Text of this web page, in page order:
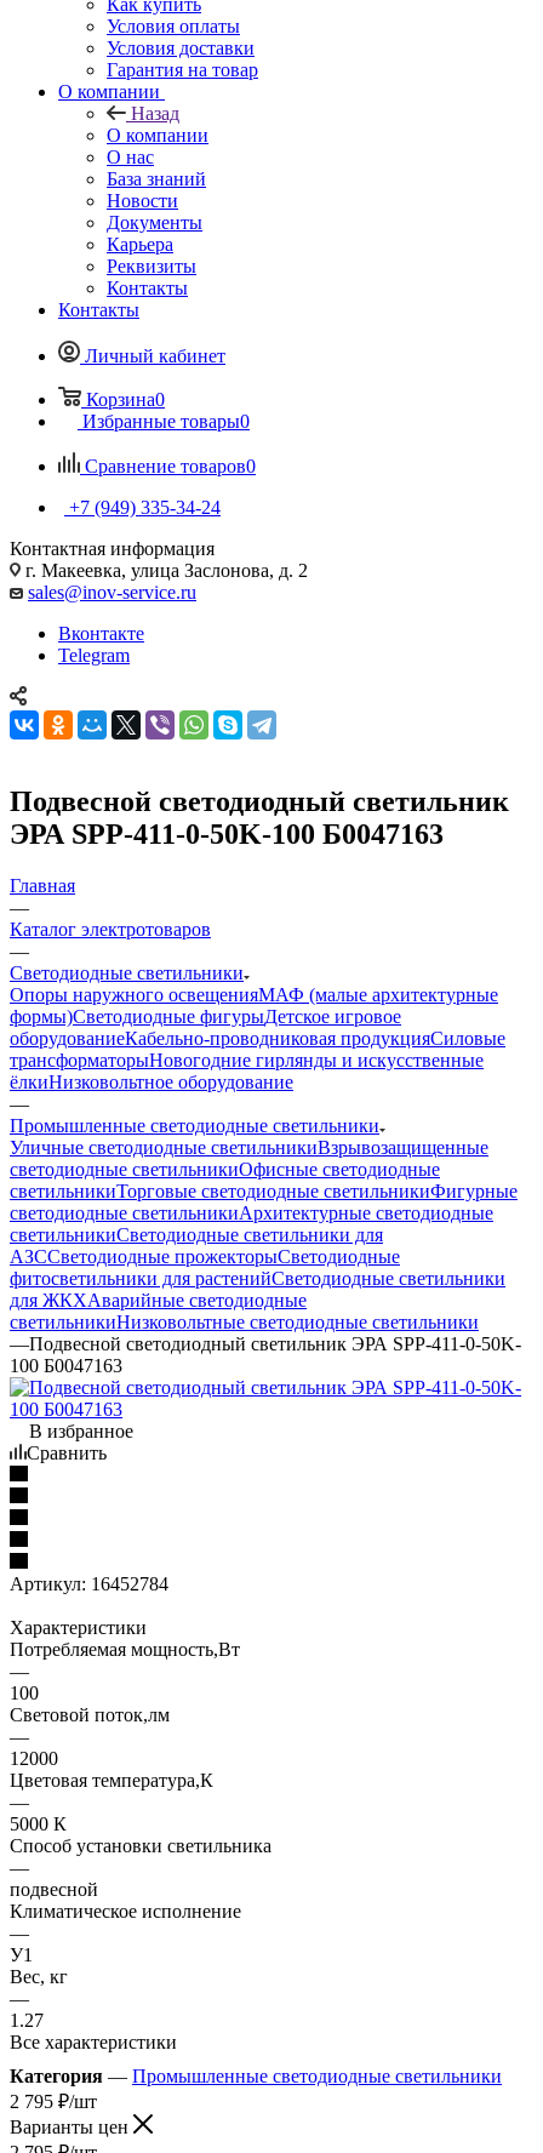
Как купить
Условия оплаты
Условия доставки
Гарантия на товар
О компании
Назад
О компании
О нас
База знаний
Новости
Документы
Карьера
Реквизиты
Контакты
Контакты
Личный кабинет
Корзина0
Избранные товары0
Сравнение товаров0
+7 (949) 335-34-24
Контактная информация
г. Макеевка, улица Заслонова, д. 2
sales@inov-service.ru
Вконтакте
Telegram
Подвесной светодиодный светильник
ЭРА SPP-411-0-50K-100 Б0047163
Главная
—
Каталог электротоваров
—
Светодиодные светильники
Опоры наружного освещенияМАФ (малые архитектурные
формы)Светодиодные фигурыДетское игровое
оборудованиеКабельно-проводниковая продукцияСиловые
трансформаторыНовогодние гирлянды и искусственные
ёлкиНизковольтное оборудование
—
Промышленные светодиодные светильники
Уличные светодиодные светильникиВзрывозащищенные
светодиодные светильникиОфисные светодиодные
светильникиТорговые светодиодные светильникиФигурные
светодиодные светильникиАрхитектурные светодиодные
светильникиСветодиодные светильники для
АЗССветодиодные прожекторыСветодиодные
фитосветильники для растенийСветодиодные светильники
для ЖКХАварийные светодиодные
светильникиНизковольтные светодиодные светильники
—Подвесной светодиодный светильник ЭРА SPP-411-0-50K-
100 Б0047163
В избранное
Сравнить
Артикул: 16452784
Характеристики
Потребляемая мощность,Вт
—
100
Световой поток,лм
—
12000
Цветовая температура,К
—
5000 К
Способ установки светильника
—
подвесной
Климатическое исполнение
—
У1
Вес, кг
—
1.27
Все характеристики
Категория — Промышленные светодиодные светильники
2 795 ₽/шт
Варианты цен